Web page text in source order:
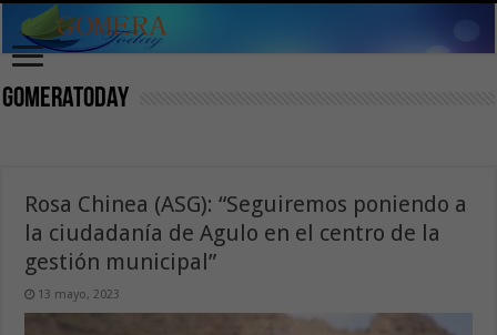
Gomeratoday
Rosa Chinea (ASG): “Seguiremos poniendo a
la ciudadanía de Agulo en el centro de la
gestión municipal”
13 mayo, 2023